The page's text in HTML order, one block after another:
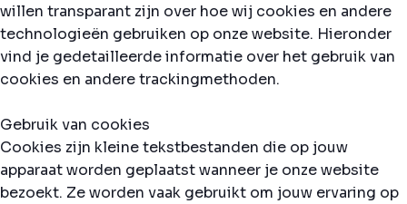
willen transparant zijn over hoe wij cookies en andere
technologieën gebruiken op onze website. Hieronder
vind je gedetailleerde informatie over het gebruik van
cookies en andere trackingmethoden.
Gebruik van cookies
Cookies zijn kleine tekstbestanden die op jouw
apparaat worden geplaatst wanneer je onze website
bezoekt. Ze worden vaak gebruikt om jouw ervaring op